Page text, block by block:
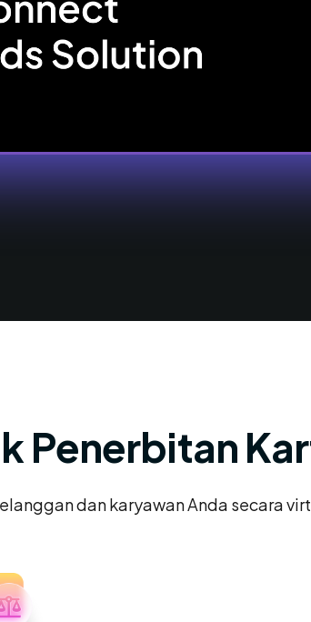
Penerbitan
dan karyawan Anda secara